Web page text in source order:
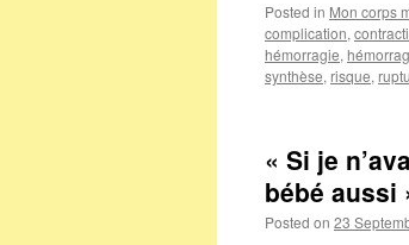
Posted in Mon corps
complication,
hémorragie,
synthèse, risque,
« Si je
bébé aussi
Posted on 23